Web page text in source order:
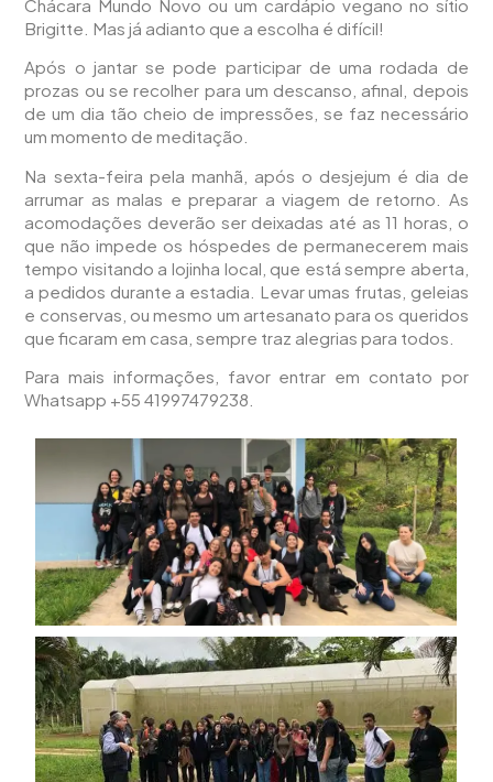
Chácara Mundo Novo ou um cardápio vegano no sítio
Brigitte. Mas já adianto que a escolha é difícil!
Após o jantar se pode participar de uma rodada de
prozas ou se recolher para um descanso, afinal, depois
de um dia tão cheio de impressões, se faz necessário
um momento de meditação.
Na sexta-feira pela manhã, após o desjejum é dia de
arrumar as malas e preparar a viagem de retorno. As
acomodações deverão ser deixadas até as 11 horas, o
que não impede os hóspedes de permanecerem mais
tempo visitando a lojinha local, que está sempre aberta,
a pedidos durante a estadia. Levar umas frutas, geleias
e conservas, ou mesmo um artesanato para os queridos
que ficaram em casa, sempre traz alegrias para todos.
Para mais informações, favor entrar em contato por
Whatsapp +55 41997479238.